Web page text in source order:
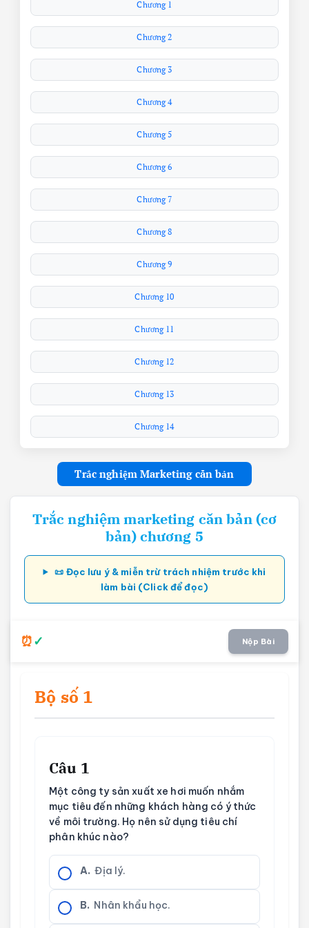
Chương 1
Chương 2
Chương 3
Chương 4
Chương 5
Chương 6
Chương 7
Chương 8
Chương 9
Chương 10
Chương 11
Chương 12
Chương 13
Chương 14
Trắc nghiệm Marketing căn bản
Trắc nghiệm marketing căn bản (cơ
bản) chương 5
📜 Đọc lưu ý & miễn trừ trách nhiệm trước khi
làm bài (Click để đọc)
Nộp Bài
Bộ số 1
Câu 1
Một công ty sản xuất xe hơi muốn nhắm
mục tiêu đến những khách hàng có ý thức
về môi trường. Họ nên sử dụng tiêu chí
phân khúc nào?
A. Địa lý.
B. Nhân khẩu học.